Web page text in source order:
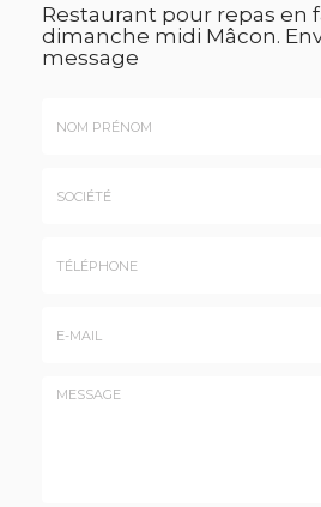
Restaurant pour repas en
dimanche midi Mâcon.
message